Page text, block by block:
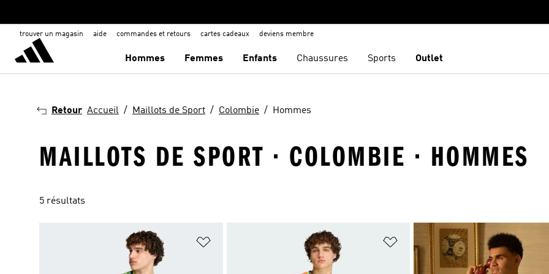
trouver un magasin aide commandes et retours cartes cadeaux deviens membre
Hommes Femmes Enfants Chaussures Sports Outlet
Retour Accueil Maillots de Sport Colombie Hommes
MAILLOTS DE SPORT · COLOMBIE · HOMMES
5 résultats
Ajouter à la Liste de produits favoris Ajouter à la Liste de produits